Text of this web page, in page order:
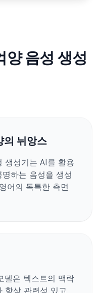
양 음성 생성
의 뉘앙스
생성기는 AI를 활용
하는 음성을 생성
어의 독특한 측면
델은 텍스트의 맥락
항상 관련성 있고